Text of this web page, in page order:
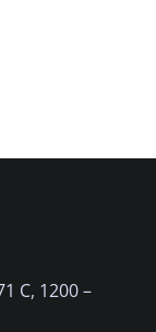
C, 1200 –